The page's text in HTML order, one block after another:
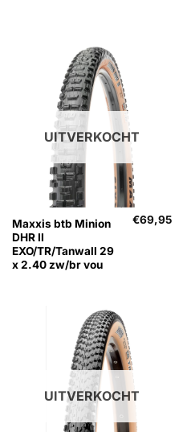
UITVERKOCHT
Maxxis btb Minion
DHR II
EXO/TR/Tanwall 29
x 2.40 zw/br vou
€69,95
UITVERKOCHT